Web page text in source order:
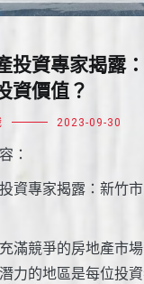
投資專家揭露
資價值？
2023-09-30
：
資專家揭露：新竹
滿競爭的房地產市
力的地區是每位投